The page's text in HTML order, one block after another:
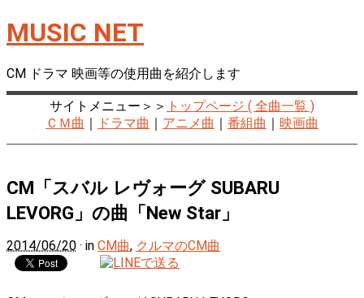
MUSIC NET
CM ドラマ 映画等の使用曲を紹介します
サイトメニュー＞＞ トップページ ( 全曲一覧 )
ＣＭ曲 ｜ ドラマ曲 ｜ アニメ曲 ｜ 番組曲 ｜ 映画曲
CM「スバル レヴォーグ SUBARU
LEVORG」の曲「New Star」
2014/06/20 · in CM曲, クルマのCM曲